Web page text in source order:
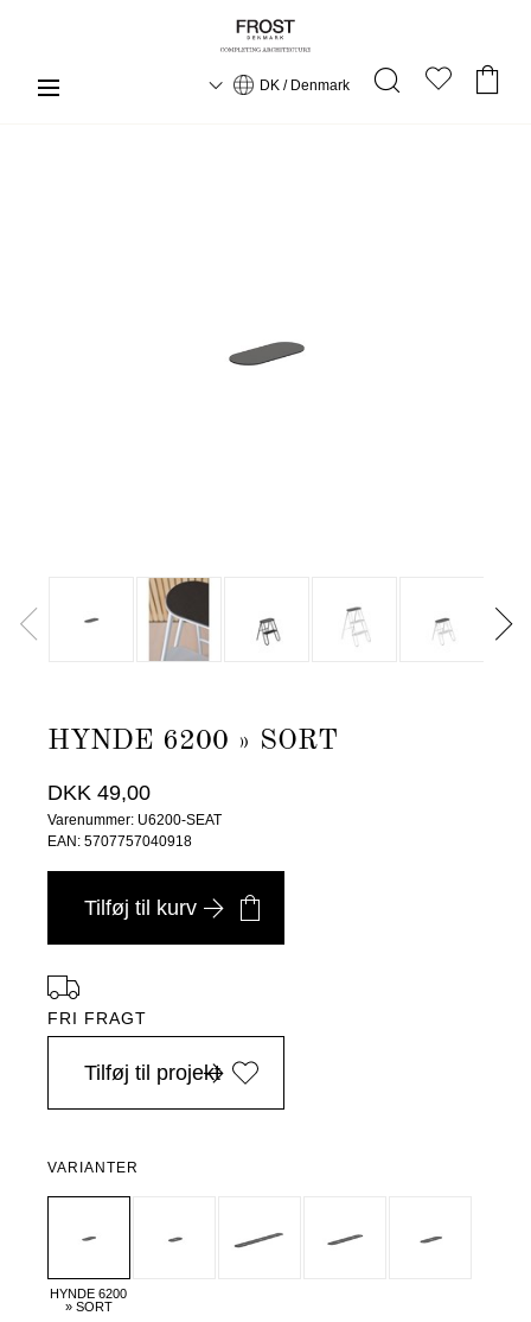
DK / Denmark
HYNDE 6200 » SORT
DKK 49,00
Varenummer: U6200-SEAT
EAN: 5707757040918
Tilføj til kurv
FRI FRAGT
i Danmark ved køb over 4.999 DKK, -
Tilføj til projekt
VARIANTER
HYNDE 6200
» SORT